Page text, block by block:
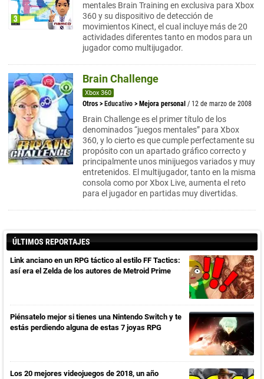
mentales Brain Training en exclusiva para Xbox
360 y su dispositivo de detección de
movimientos Kinect, el cual incluye más de 20
actividades diferentes tanto en modos para un
jugador como multijugador.
Brain Challenge
Xbox 360
Otros > Educativo > Mejora personal / 12 de marzo de 2008
Brain Challenge es el primer título de los
denominados “juegos mentales” para Xbox
360, y lo cierto es que cumple perfectamente su
propósito con un apartado gráfico correcto y
principalmente unos minijuegos variados y muy
entretenidos. El multijugador, tanto en la misma
consola como por Xbox Live, aumenta el reto
para el jugador en partidas muy divertidas.
ÚLTIMOS REPORTAJES
Link anciano en un RPG táctico al estilo FF Tactics:
así era el Zelda de los autores de Metroid Prime
Piénsatelo mejor si tienes una Nintendo Switch y te
estás perdiendo alguna de estas 7 joyas RPG
Los 20 mejores videojuegos de 2018, un año